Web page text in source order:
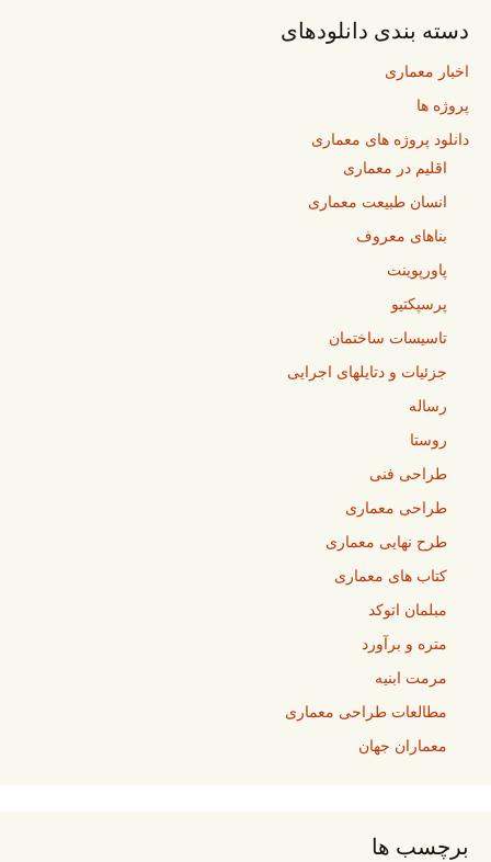
دسته بندی دانلودهای
اخبار معماری
پروژه ها
دانلود پروژه های معماری
اقلیم در معماری
انسان طبیعت معماری
بناهای معروف
پاورپوینت
پرسپکتیو
تاسیسات ساختمان
جزئیات و دتایلهای اجرایی
رساله
روستا
طراحی فنی
طراحی معماری
طرح نهایی معماری
کتاب های معماری
مبلمان اتوکد
متره و برآورد
مرمت ابنیه
مطالعات طراحی معماری
معماران جهان
برچسب ها